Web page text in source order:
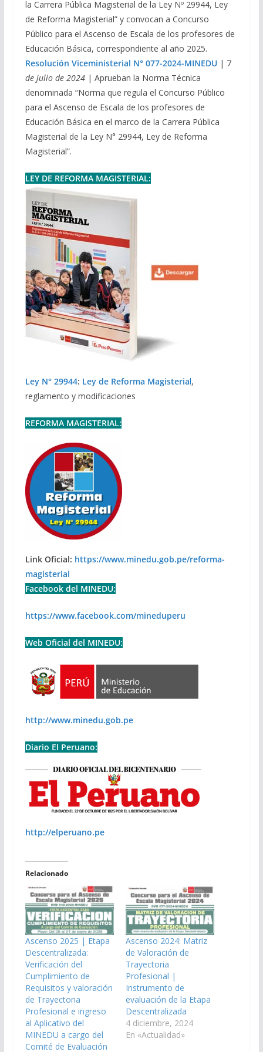
la Carrera Pública Magisterial de la Ley Nº 29944, Ley
de Reforma Magisterial” y convocan a Concurso
Público para el Ascenso de Escala de los profesores de
Educación Básica, correspondiente al año 2025.
Resolución Viceministerial N° 077-2024-MINEDU | 7
de julio de 2024| Aprueban la Norma Técnica
denominada “Norma que regula el Concurso Público
para el Ascenso de Escala de los profesores de
Educación Básica en el marco de la Carrera Pública
Magisterial de la Ley N° 29944, Ley de Reforma
Magisterial”.
LEY DE REFORMA MAGISTERIAL:
Ley N° 29944: Ley de Reforma Magisterial,
reglamento y modificaciones
REFORMA MAGISTERIAL:
Link Oficial: https://www.minedu.gob.pe/reforma-
magisterial
Facebook del MINEDU:
https://www.facebook.com/mineduperu
Web Oficial del MINEDU:
http://www.minedu.gob.pe
Diario El Peruano:
http://elperuano.pe
Relacionado
Ascenso 2025 | Etapa
Descentralizada:
Verificación del
Cumplimiento de
Requisitos y valoración
de Trayectoria
Profesional e ingreso
al Aplicativo del
MINEDU a cargo del
Comité de Evaluación
Ascenso 2024: Matriz
de Valoración de
Trayectoria
Profesional |
Instrumento de
evaluación de la Etapa
Descentralizada
4 diciembre, 2024
En «Actualidad»